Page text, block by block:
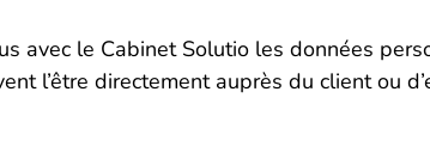
avec le Cabinet Solutio les données
l’être directement auprès du client ou